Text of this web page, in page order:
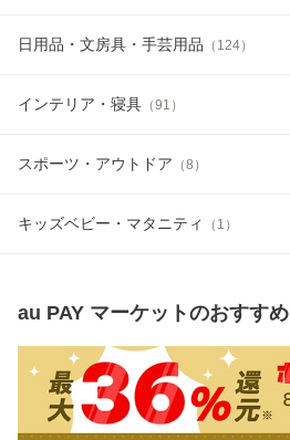
日用品・文房具・手芸用品 （ 124）
インテリア・寝具 （91 ）
スポーツ・アウトドア （8 ）
キッズベビー・マタニティ （ 1 ）
au PAY マーケットのおすすめ